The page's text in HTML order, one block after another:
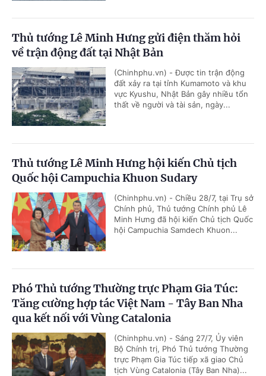
Thủ tướng Lê Minh Hưng gửi điện thăm hỏi
về trận động đất tại Nhật Bản
(Chinhphu.vn) - Được tin trận động
đất xảy ra tại tỉnh Kumamoto và khu
vực Kyushu, Nhật Bản gây nhiều tổn
thất về người và tài sản, ngày...
Thủ tướng Lê Minh Hưng hội kiến Chủ tịch
Quốc hội Campuchia Khuon Sudary
(Chinhphu.vn) - Chiều 28/7, tại Trụ sở
Chính phủ, Thủ tướng Chính phủ Lê
Minh Hưng đã hội kiến Chủ tịch Quốc
hội Campuchia Samdech Khuon...
Phó Thủ tướng Thường trực Phạm Gia Túc:
Tăng cường hợp tác Việt Nam - Tây Ban Nha
qua kết nối với Vùng Catalonia
(Chinhphu.vn) - Sáng 27/7, Ủy viên
Bộ Chính trị, Phó Thủ tướng Thường
trực Phạm Gia Túc tiếp xã giao Chủ
tịch Vùng Catalonia (Tây Ban Nha)...